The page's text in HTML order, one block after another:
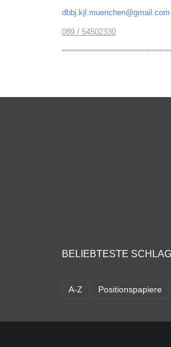
dbbj.kjl.muenchen@gmail.com
089 / 54502330
BELIEBTESTE
A-Z Positionspapiere